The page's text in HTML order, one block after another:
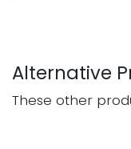
Alternative
These other